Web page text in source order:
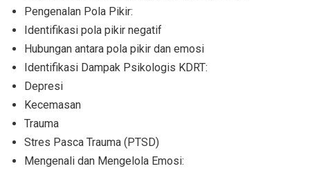
Pengenalan Pola Pikir:
Identifikasi pola pikir negatif
Hubungan antara pola pikir dan emosi
Identifikasi Dampak Psikologis KDRT:
Depresi
Kecemasan
Trauma
Stres Pasca Trauma (PTSD)
Mengenali dan Mengelola Emosi: